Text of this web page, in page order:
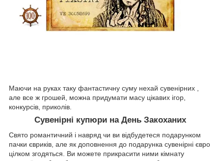
Маючи на руках таку фантастичну суму нехай сувенірних ,
але все ж грошей, можна придумати масу цікавих ігор,
конкурсів, приколів.
Сувенірні купюри на День Закоханих
Свято романтичний і навряд чи ви відбудетеся подарунком
пачки євриків, але як доповнення до подарунка сувенірні євро
цілком згодяться. Ви можете прикрасити ними кімнату